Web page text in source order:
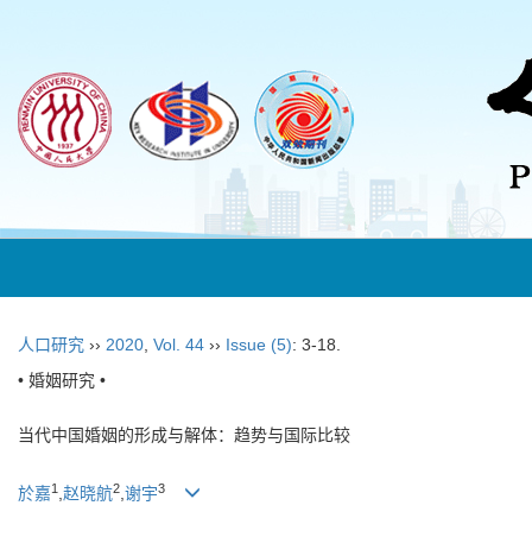
人口研究 ›› 2020 Vol. 44 ›› Issue (5): 3-18.
• 婚姻研究 •
当代中国婚姻的形成与解体：趋势与国际比较
於嘉1 ,赵晓航2,谢宇3